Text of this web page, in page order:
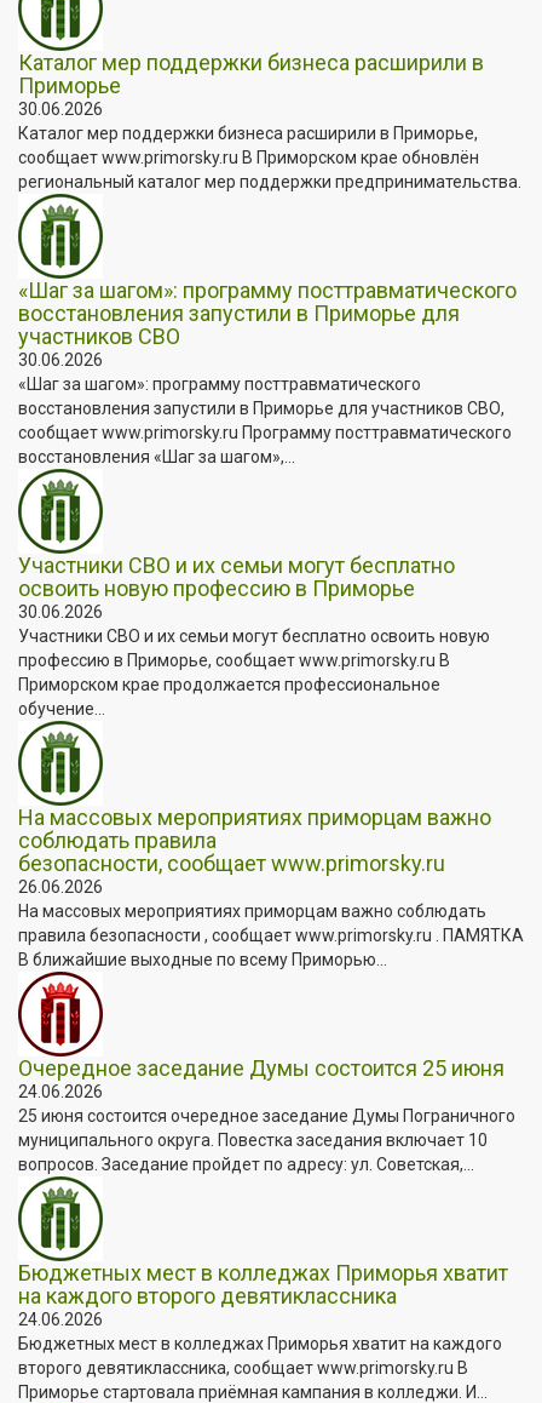
Каталог мер поддержки бизнеса расширили в
Приморье
30.06.2026
Каталог мер поддержки бизнеса расширили в Приморье,
сообщает www.primorsky.ru В Приморском крае обновлён
региональный каталог мер поддержки предпринимательства.
«Шаг за шагом»: программу посттравматического
восстановления запустили в Приморье для
участников СВО
30.06.2026
«Шаг за шагом»: программу посттравматического
восстановления запустили в Приморье для участников СВО,
сообщает www.primorsky.ru Программу посттравматического
восстановления «Шаг за шагом»,...
Участники СВО и их семьи могут бесплатно
освоить новую профессию в Приморье
30.06.2026
Участники СВО и их семьи могут бесплатно освоить новую
профессию в Приморье, сообщает www.primorsky.ru В
Приморском крае продолжается профессиональное
обучение...
На массовых мероприятиях приморцам важно
соблюдать правила
безопасности, сообщает www.primorsky.ru
26.06.2026
На массовых мероприятиях приморцам важно соблюдать
правила безопасности , сообщает www.primorsky.ru . ПАМЯТКА
В ближайшие выходные по всему Приморью...
Очередное заседание Думы состоится 25 июня
24.06.2026
25 июня состоится очередное заседание Думы Пограничного
муниципального округа. Повестка заседания включает 10
вопросов. Заседание пройдет по адресу: ул. Советская,...
Бюджетных мест в колледжах Приморья хватит
на каждого второго девятиклассника
24.06.2026
Бюджетных мест в колледжах Приморья хватит на каждого
второго девятиклассника, сообщает www.primorsky.ru В
Приморье стартовала приёмная кампания в колледжи. И...